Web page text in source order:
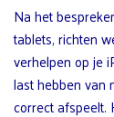
Na het
tablets, richten
verhelpen op je
last hebben van
correct afspeelt.